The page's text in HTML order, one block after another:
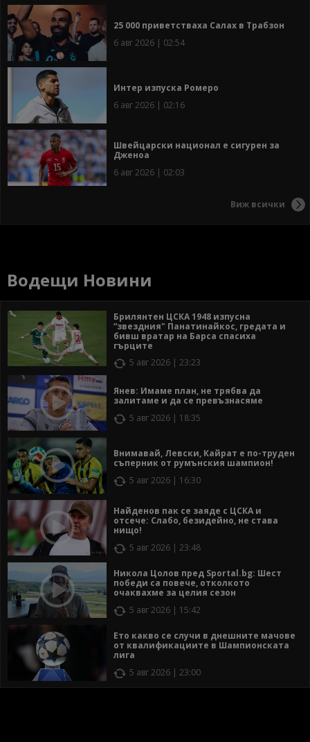
25 000 приветстваха Салах в Трабзон
6 авг 2026 | 02:54
Интер изпуска Ромеро
6 авг 2026 | 02:16
Швейцарски национал е сигурен за
Дженоа
6 авг 2026 | 02:03
Виж всички
Водещи Новини
Брилянтен ЦСКА 1948 изпусна
“звездния" Панатинайкос, гредата и
бивш вратар на Барса спасиха
гърците
5 авг 2026 | 23:23
Янев: Имаме план, не трябва да
залитаме и да се превъзнасяме
5 авг 2026 | 18:35
Внимавай, Левски, Кайрат е по-труден
съперник от румънския шампион!
5 авг 2026 | 16:30
Найденов пак се заяде с ЦСКА и
отсече: Слабо, безидейно, не става
нищо!
5 авг 2026 | 23:48
Никола Цолов пред Sportal.bg: Шест
победи са повече, отколкото
очаквахме за целия сезон
5 авг 2026 | 15:42
Ето какво се случи в днешните мачове
от квалификациите в Шампионската
лига
5 авг 2026 | 23:00